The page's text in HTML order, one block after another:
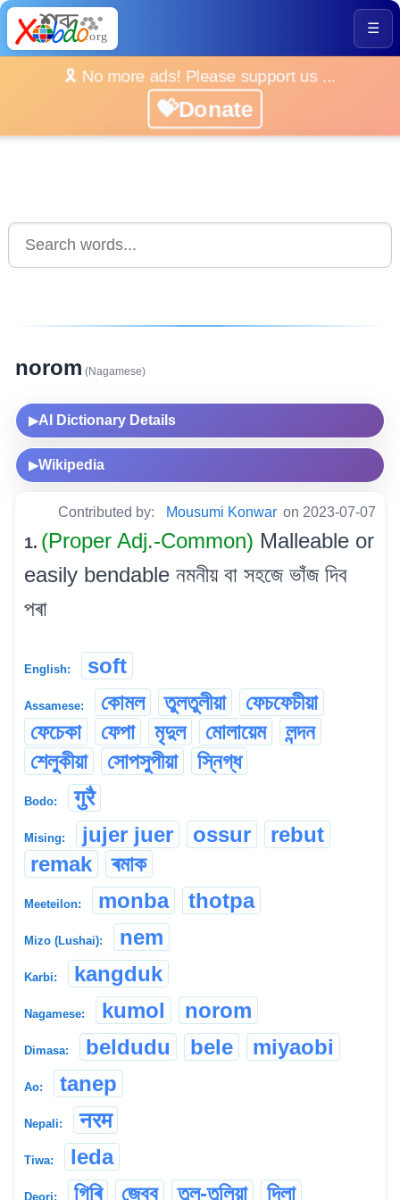
☰
🎗️ No more ads! Please support us ...
💝Donate
norom (Nagamese)
▶AI Dictionary Details
▶Wikipedia
Contributed by: Mousumi Konwar on 2023-07-07
1. (Proper Adj.-Common) Malleable or
easily bendable নমনীয় বা সহজে ভাঁজ দিব
পৰা
English: soft
Assamese: কোমল তুলতুলীয়া
ফেচফেচীয়া
ফেচেকা
ফেপা মৃদুল মোলায়েম
লন্দন
শেলুকীয়া
সোপসুপীয়া স্নিগ্ধ
Bodo: गुरै
Mising: jujer juer ossur
rebut
remak
ৰমাক
Meeteilon: monba thotpa
Mizo (Lushai): nem
Karbi: kangduk
Nagamese: kumol norom
Dimasa: beldudu bele miyaobi
Ao: tanep
Nepali: नरम
Tiwa: leda
Deori: গিৰি জেবব তুল-তুলিয়া দিলা